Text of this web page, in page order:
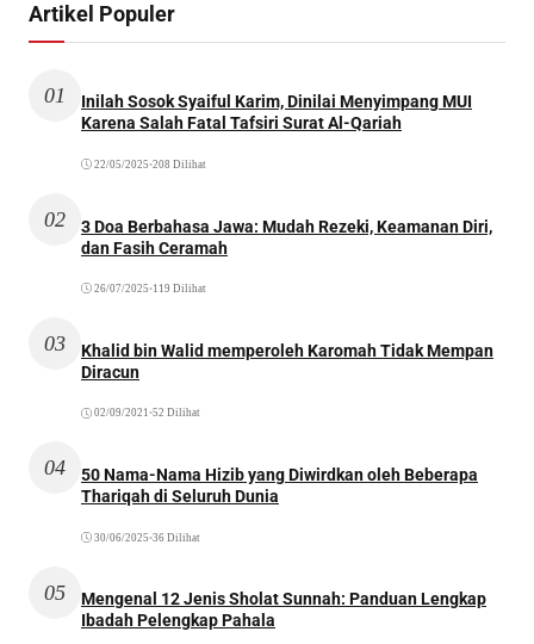
Artikel Populer
01
Inilah Sosok Syaiful Karim, Dinilai Menyimpang MUI
Karena Salah Fatal Tafsiri Surat Al-Qariah
22/05/2025 •208 Dilihat
02
3 Doa Berbahasa Jawa: Mudah Rezeki, Keamanan Diri,
dan Fasih Ceramah
26/07/2025 •119 Dilihat
03
Khalid bin Walid memperoleh Karomah Tidak Mempan
Diracun
02/09/2021 •52 Dilihat
04
50 Nama-Nama Hizib yang Diwirdkan oleh Beberapa
Thariqah di Seluruh Dunia
30/06/2025 •36 Dilihat
05
Mengenal 12 Jenis Sholat Sunnah: Panduan Lengkap
Ibadah Pelengkap Pahala